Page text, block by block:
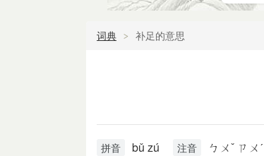
词典 补足的意思
拼音 bǔ zú 注音 ㄅㄨˇ ㄗㄨˊ